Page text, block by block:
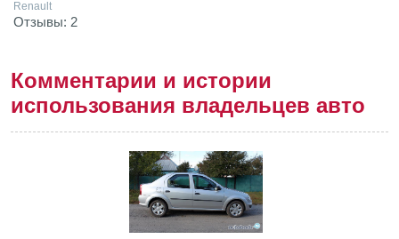
Renault
Отзывы: 2
Комментарии и истории
использования владельцев авто